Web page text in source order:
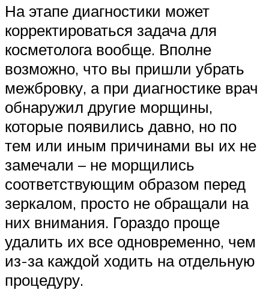
На этапе диагностики может
корректироваться задача для
косметолога вообще. Вполне
возможно, что вы пришли убрать
межбровку, а при диагностике врач
обнаружил другие морщины,
которые появились давно, но по
тем или иным причинами вы их не
замечали – не морщились
соответствующим образом перед
зеркалом, просто не обращали на
них внимания. Гораздо проще
удалить их все одновременно, чем
из-за каждой ходить на отдельную
процедуру.